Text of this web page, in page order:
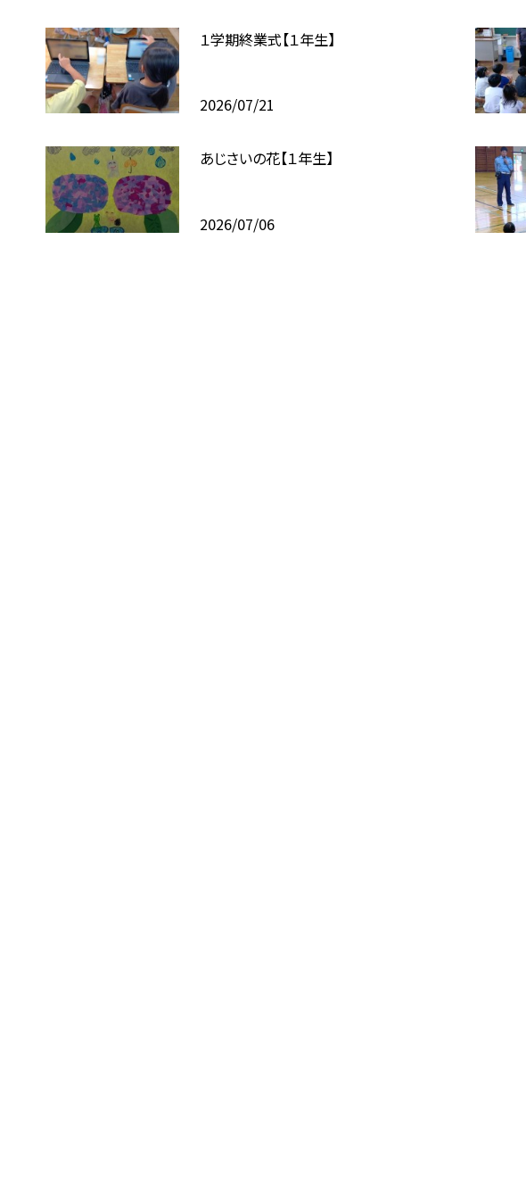
１学期終業式【１年生】
2026/07/21
あじさいの花【１年生】
2026/07/06